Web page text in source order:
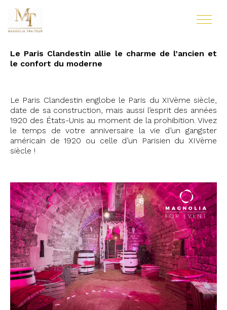
Le Paris Clandestin allie le charme de l’ancien et
le confort du moderne
Le Paris Clandestin englobe le Paris du XIVème siècle,
date de sa construction, mais aussi l’esprit des années
1920 des États-Unis au moment de la prohibition. Vivez
le temps de votre anniversaire la vie d’un gangster
américain de 1920 ou celle d’un Parisien du XIVème
siècle !